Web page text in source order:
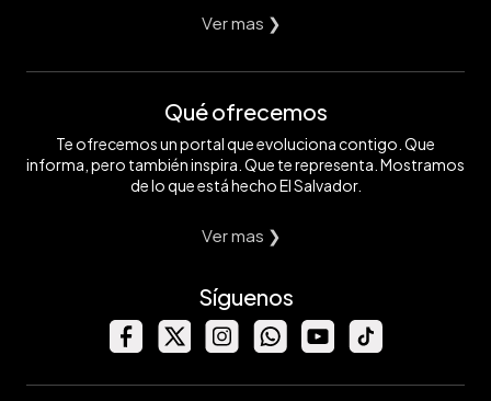
Ver mas ❯
Qué ofrecemos
Te ofrecemos un portal que evoluciona contigo. Que
informa, pero también inspira. Que te representa. Mostramos
de lo que está hecho El Salvador.
Ver mas ❯
Síguenos